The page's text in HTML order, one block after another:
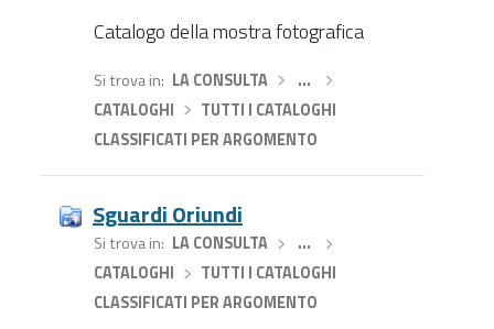
Catalogo della mostra fotografica
Si trova in LA CONSULTA› …
CATALOGHI
TUTTI I CATALOGHI
CLASSIFICATI PER ARGOMENTO
Sguardi Oriundi
Si trova in LA CONSULTA› …
CATALOGHI
TUTTI I CATALOGHI
CLASSIFICATI PER ARGOMENTO